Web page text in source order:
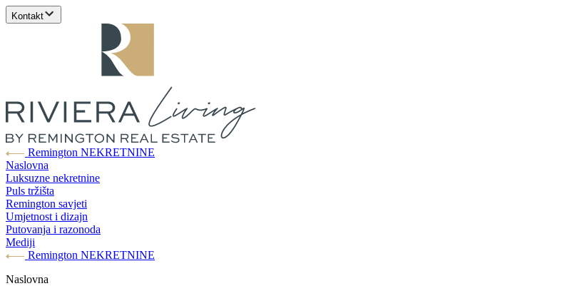
Kontakt
Remington NEKRETNINE
Naslovna
Luksuzne nekretnine
Puls tržišta
Remington savjeti
Umjetnost i dizajn
Putovanja i razonoda
Mediji
Remington NEKRETNINE
Naslovna